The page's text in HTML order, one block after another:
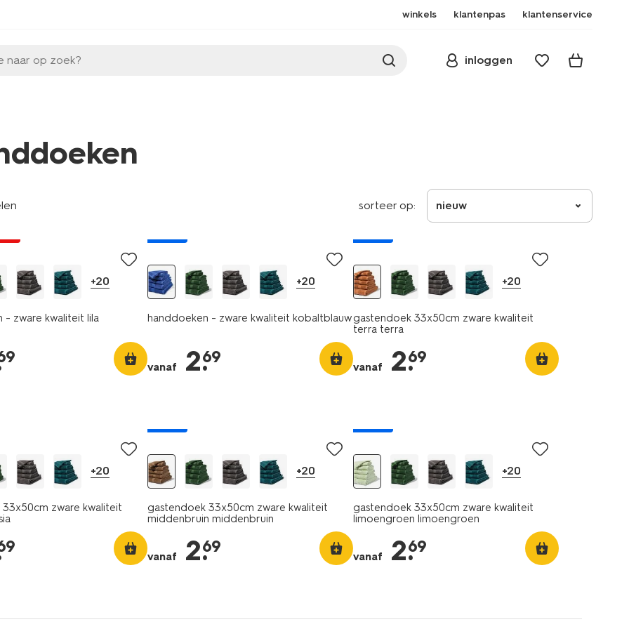
winkels klantenpas klantenservice
naar op zoek? inloggen
sorteer op: nieuw
+20
- zware kwaliteit lila
+20
handdoeken - zware kwaliteit kobaltblauw
vanaf 2.
69
+20
gastendoek 33x50cm zware kwaliteit
terra terra
vanaf 2.
69
+20
zware kwaliteit
+20
gastendoek 33x50cm zware kwaliteit
middenbruin middenbruin
vanaf 2.
69
+20
gastendoek 33x50cm zware kwaliteit
limoengroen limoengroen
vanaf 2.
69